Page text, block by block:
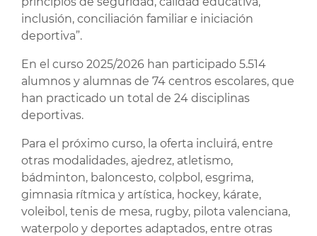
inclusión, conciliación familiar e iniciación
deportiva”.
En el curso 2025/2026 han participado 5.514
alumnos y alumnas de 74 centros escolares, que
han practicado un total de 24 disciplinas
deportivas.
Para el próximo curso, la oferta incluirá, entre
otras modalidades, ajedrez, atletismo,
bádminton, baloncesto, colpbol, esgrima,
gimnasia rítmica y artística, hockey, kárate,
voleibol, tenis de mesa, rugby, pilota valenciana,
waterpolo y deportes adaptados, entre otras